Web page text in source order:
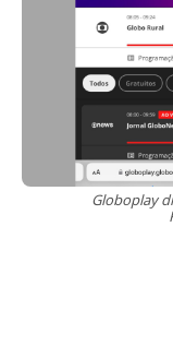
Globoplay